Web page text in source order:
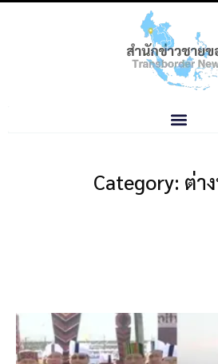
Category: ต่า